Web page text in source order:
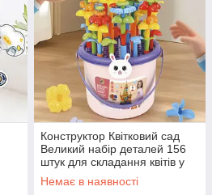
Конструктор Квітковий сад
Великий набір деталей 156
штук для складання квітів у
відрі Розвиває логіку і
моторику
Немає в наявності